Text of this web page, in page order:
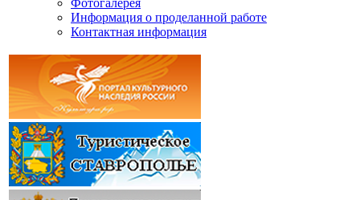
Информация о проделанной работе
Контактная информация